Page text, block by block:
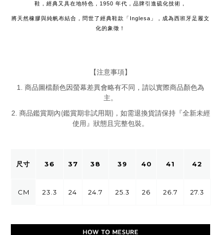
鞋，經典又具在地特色，1950 年代，品牌引進硫化技術，
將天然橡膠與純帆布結合，問世了經典鞋款「Inglesa」，成為西班牙足履文
化的象徵！
【注意事項】
1. 商品圖檔顏色因螢幕差異會略有不同，請以實際商品顏色為
主。
2. 商品鑑賞期內(鑑賞期非試用期) ，如需退換貨請保持『全新未經
使用』狀態且完整包裝。
尺寸 36 37 38 39 40 41 42
CM 23.3 24 24.7 25.3 26 26.7 27.3